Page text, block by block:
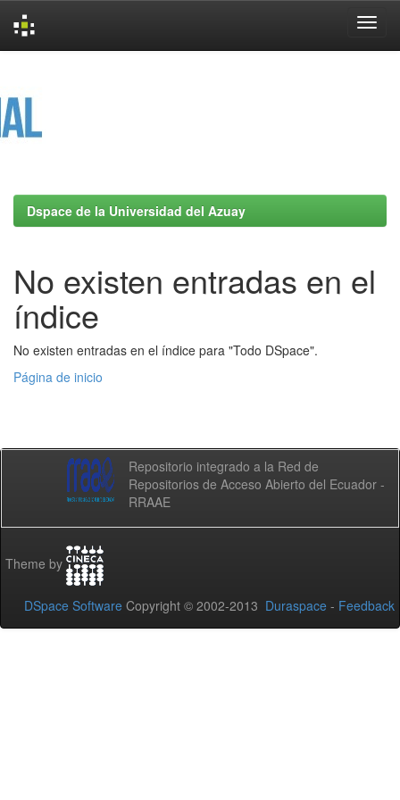
Dspace de la Universidad del Azuay
No existen entradas en el
índice
No existen entradas en el índice para "Todo DSpace".
Página de inicio
Repositorio integrado a la Red de
Repositorios de Acceso Abierto del Ecuador -
RRAAE
Theme by
DSpace Software Copyright © 2002-2013 Duraspace - Feedback